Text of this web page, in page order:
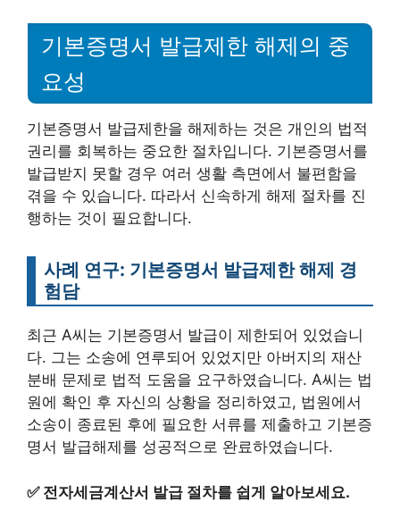
기본증명서 발급제한 해제의 중
요성
기본증명서 발급제한을 해제하는 것은 개인의 법적
권리를 회복하는 중요한 절차입니다. 기본증명서를
발급받지 못할 경우 여러 생활 측면에서 불편함을
겪을 수 있습니다. 따라서 신속하게 해제 절차를 진
행하는 것이 필요합니다.
사례 연구: 기본증명서 발급제한 해제 경
험담
최근 A씨는 기본증명서 발급이 제한되어 있었습니
다. 그는 소송에 연루되어 있었지만 아버지의 재산
분배 문제로 법적 도움을 요구하였습니다. A씨는 법
원에 확인 후 자신의 상황을 정리하였고, 법원에서
소송이 종료된 후에 필요한 서류를 제출하고 기본증
명서 발급해제를 성공적으로 완료하였습니다.
✅ 전자세금계산서 발급 절차를 쉽게 알아보세요.